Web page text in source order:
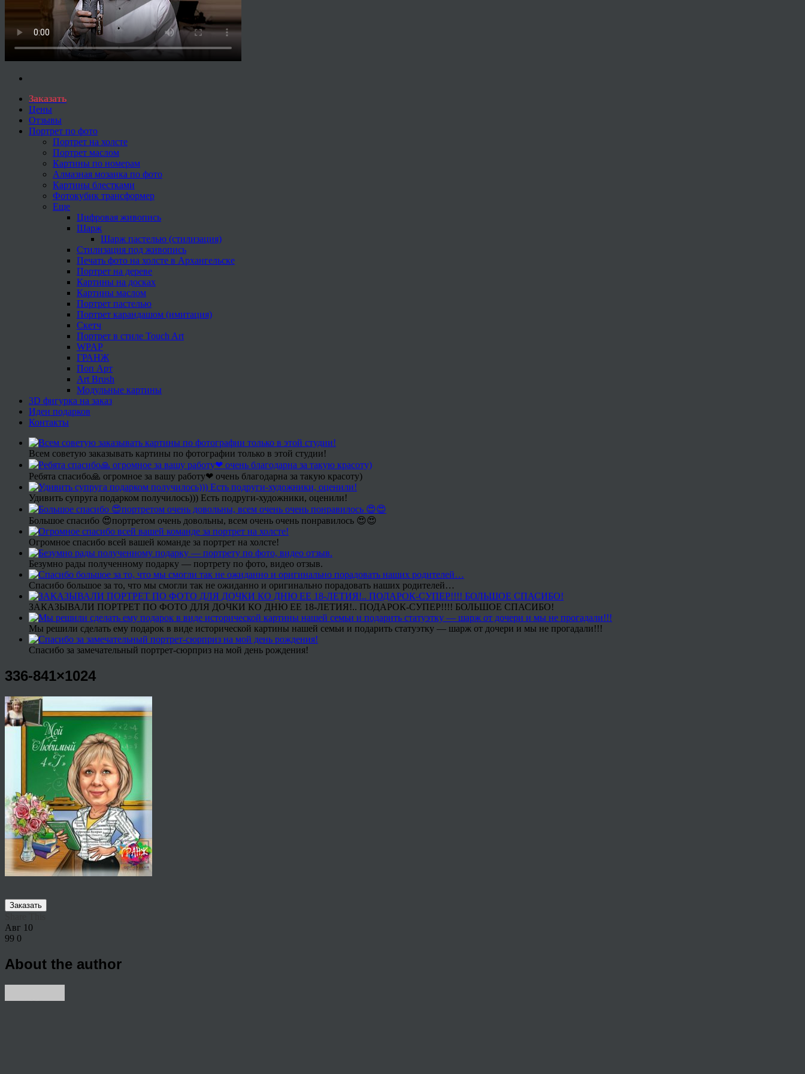
Заказать
Цены
Отзывы
Портрет по фото
Портрет на холсте
Портрет маслом
Картины по номерам
Алмазная мозаика по фото
Картины блестками
Фотокубик трансформер
Еще
Цифровая живопись
Шарж
Шарж пастелью (стилизация)
Стилизация под живопись
Печать фото на холсте в Архангельске
Портрет на дереве
Картины на досках
Картины маслом
Портрет пастелью
Портрет карандашом (имитация)
Скетч
Портрет в стиле Touch Art
WPAP
ГРАНЖ
Поп Арт
Art Brush
Модульные картины
3D фигурка на заказ
Идеи подарков
Контакты
Всем советую заказывать картины по фотографии только в этой студии!
Ребята спасибо🙏 огромное за вашу работу❤ очень благодарна за такую красоту)
Удивить супруга подарком получилось))) Есть подруги-художники, оценили!
Большое спасибо 😍портретом очень довольны, всем очень очень понравилось 😍😍
Огромное спасибо всей вашей команде за портрет на холсте!
Безумно рады полученному подарку — портрету по фото, видео отзыв.
Спасибо большое за то, что мы смогли так не ожиданно и оригинально порадовать наших родителей…
ЗАКАЗЫВАЛИ ПОРТРЕТ ПО ФОТО ДЛЯ ДОЧКИ КО ДНЮ ЕЕ 18-ЛЕТИЯ!.. ПОДАРОК-СУПЕР!!!! БОЛЬШОЕ СПАСИБО!
Мы решили сделать ему подарок в виде исторической картины нашей семьи и подарить статуэтку — шарж от дочери и мы не прогадали!!!
Спасибо за замечательный портрет-сюрприз на мой день рождения!
336-841×1024
Заказать
Авг 10
99 0
About the author